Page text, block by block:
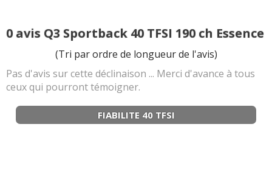
0 avis Q3 Sportback 40 TFSI 190 ch Essence
(Tri par ordre de longueur de l'avis)
Pas d'avis sur cette déclinaison ... Merci d'avance à tous
ceux qui pourront témoigner.
FIABILITE 40 TFSI